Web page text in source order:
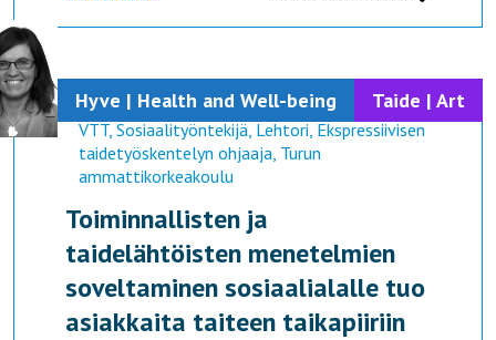
Hyve | Health and Well-being Taide | Art
Outi Linnossuo
VTT, Sosiaalityöntekijä, Lehtori, Ekspressiivisen
taidetyöskentelyn ohjaaja, Turun
ammattikorkeakoulu
Toiminnallisten ja
taidelähtöisten menetelmien
soveltaminen sosiaalialalle tuo
asiakkaita taiteen taikapiiriin